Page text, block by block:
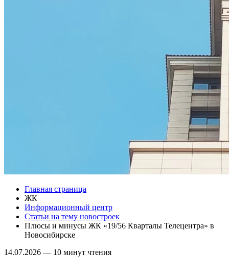
Главная страница
ЖК
Информационный центр
Статьи на тему новостроек
Плюсы и минусы ЖК «19/56 Кварталы Телецентра» в
Новосибирске
14.07.2026 — 10 минут чтения